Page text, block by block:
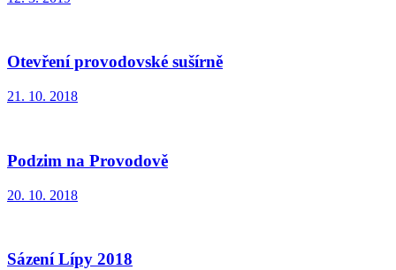
Otevření provodovské sušírně
21. 10. 2018
Podzim na Provodově
20. 10. 2018
Sázení Lípy 2018